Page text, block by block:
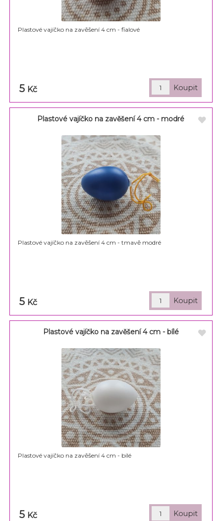
Plastové vajíčko na zavěšení 4 cm - fialové
5 Kč
Plastové vajíčko na zavěšení 4 cm - modré
Plastové vajíčko na zavěšení 4 cm - tmavě modré
5 Kč
Plastové vajíčko na zavěšení 4 cm - bílé
Plastové vajíčko na zavěšení 4 cm - bílé
5 Kč